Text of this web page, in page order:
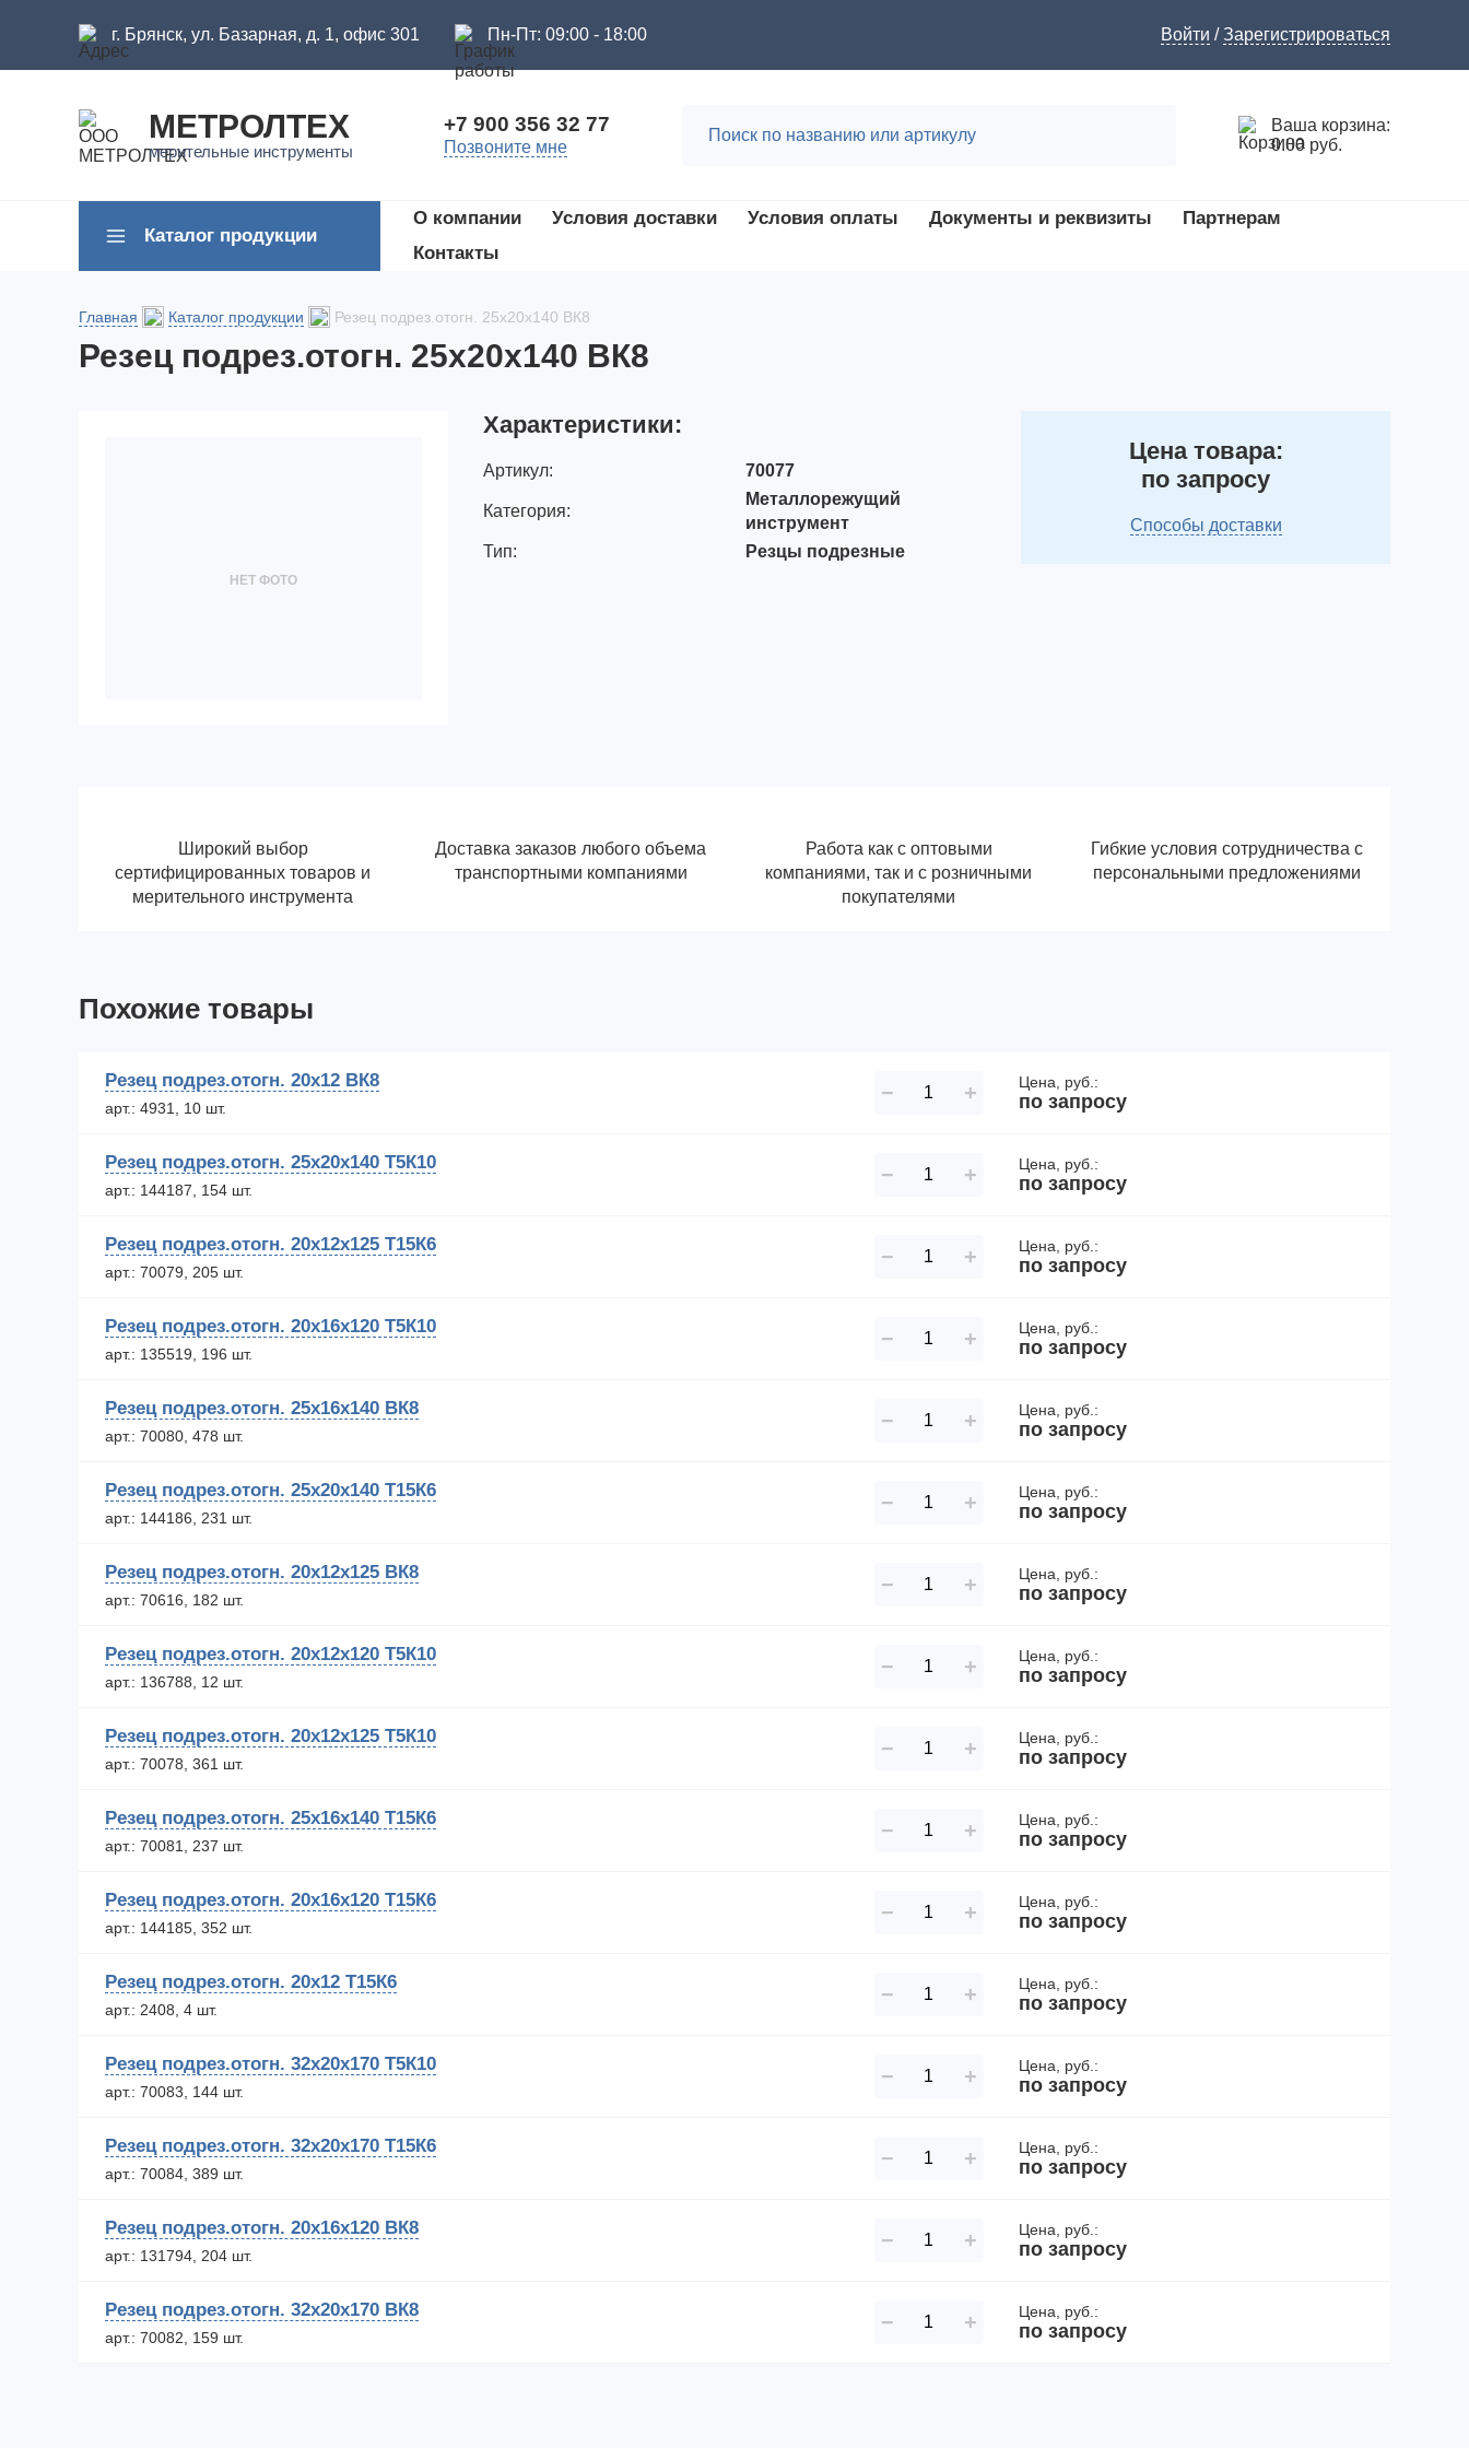
г. Брянск, ул. Базарная, д. 1, офис 301 Пн-Пт: 09:00 - 18:00 Войти /Зарегистрироваться
МЕТРОЛТЕХ
мерительные инструменты
+7 900 356 32 77
Позвоните мне
Ваша корзина:
0.00 руб.
Каталог продукции
О компании Условия доставки Условия оплаты Документы и реквизиты
Партнерам
Контакты
Главная Каталог продукции Резец подрез.отогн. 25х20х140 ВК8
Резец подрез.отогн. 25х20х140 ВК8
НЕТ ФОТО
Характеристики:
Артикул: 70077
Категория:
Металлорежущий
инструмент
Тип:
Резцы подрезные
Цена товара:
по запросу
Способы доставки
Широкий выбор
сертифицированных товаров и
мерительного инструмента
Доставка заказов любого объема
транспортными компаниями
Работа как с оптовыми
компаниями, так и с розничными
покупателями
Гибкие условия сотрудничества с
персональными предложениями
Похожие товары
Резец подрез.отогн. 20х12 ВК8
арт.: 4931, 10 шт.
− + Цена, руб.:
по запросу
Резец подрез.отогн. 25х20х140 Т5К10
арт.: 144187, 154 шт.
− + Цена, руб.:
по запросу
Резец подрез.отогн. 20х12х125 Т15К6
арт.: 70079, 205 шт.
− + Цена, руб.:
по запросу
Резец подрез.отогн. 20х16х120 Т5К10
арт.: 135519, 196 шт.
− + Цена, руб.:
по запросу
Резец подрез.отогн. 25х16х140 ВК8
арт.: 70080, 478 шт.
− + Цена, руб.:
по запросу
Резец подрез.отогн. 25х20х140 Т15К6
арт.: 144186, 231 шт.
− + Цена, руб.:
по запросу
Резец подрез.отогн. 20х12х125 ВК8
арт.: 70616, 182 шт.
− + Цена, руб.:
по запросу
Резец подрез.отогн. 20х12х120 Т5К10
арт.: 136788, 12 шт.
− + Цена, руб.:
по запросу
Резец подрез.отогн. 20х12х125 Т5К10
арт.: 70078, 361 шт.
− + Цена, руб.:
по запросу
Резец подрез.отогн. 25х16х140 Т15К6
арт.: 70081, 237 шт.
− + Цена, руб.:
по запросу
Резец подрез.отогн. 20х16х120 Т15К6
арт.: 144185, 352 шт.
− + Цена, руб.:
по запросу
Резец подрез.отогн. 20х12 Т15К6
арт.: 2408, 4 шт.
− + Цена, руб.:
по запросу
Резец подрез.отогн. 32х20х170 Т5К10
арт.: 70083, 144 шт.
− + Цена, руб.:
по запросу
Резец подрез.отогн. 32х20х170 Т15К6
арт.: 70084, 389 шт.
− + Цена, руб.:
по запросу
Резец подрез.отогн. 20х16х120 ВК8
арт.: 131794, 204 шт.
− + Цена, руб.:
по запросу
Резец подрез.отогн. 32х20х170 ВК8
арт.: 70082, 159 шт.
− + Цена, руб.:
по запросу